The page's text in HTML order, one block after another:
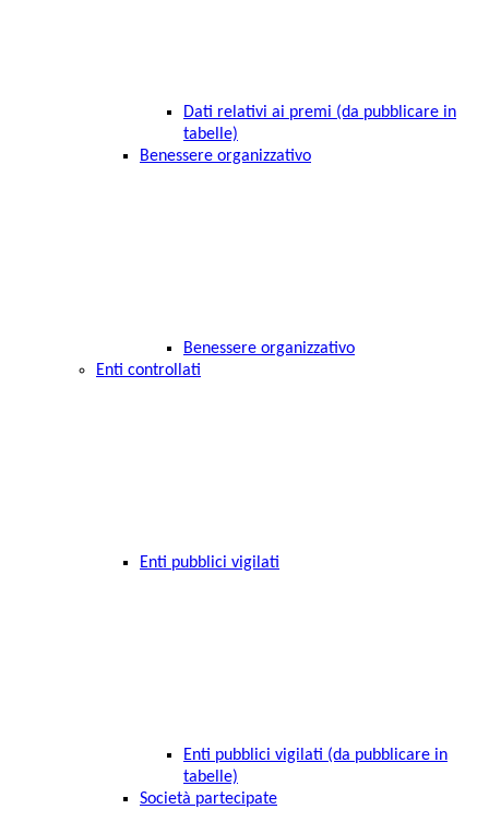
Dati relativi ai premi (da pubblicare in
tabelle)
Benessere organizzativo
Benessere organizzativo
Enti controllati
Enti pubblici vigilati
Enti pubblici vigilati (da pubblicare in
tabelle)
Società partecipate